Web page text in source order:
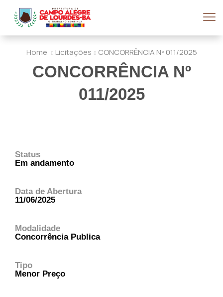
Home Licitações CONCORRÊNCIA Nº 011/2025
CONCORRÊNCIA Nº
011/2025
Status
Em andamento
Data de Abertura
11/06/2025
Modalidade
Concorrência Publica
Tipo
Menor Preço